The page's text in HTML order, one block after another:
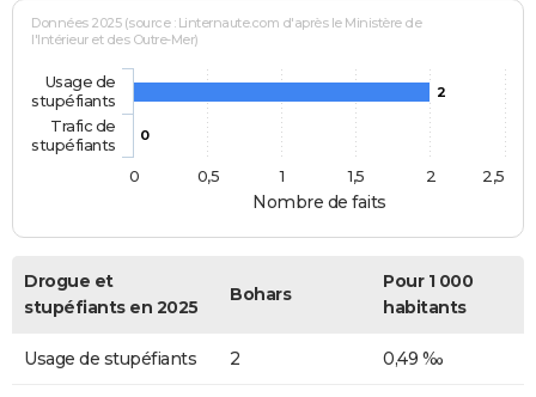
Nombre de faits
Données 2025 (source : Linternaute.com d'après le Ministère de
l'Intérieur et des Outre-Mer)
2
0
Usage de
stupéfiants
Trafic de
stupéfiants
0
0,5 1 1,5 2 2,5
Drogue et
stupéfiants en 2025
Bohars
Pour 1 000
habitants
Usage de stupéfiants 2 0,49 ‰